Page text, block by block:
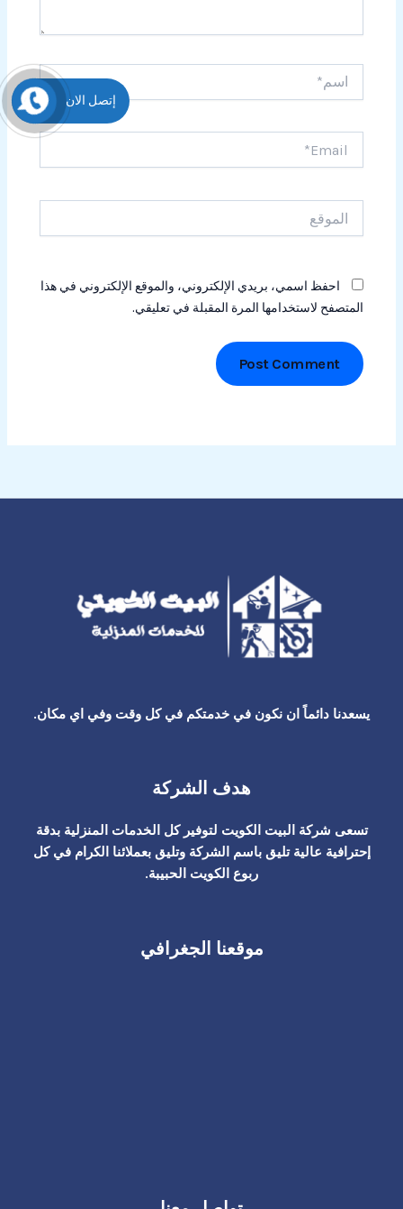
احفظ اسمي، بريدي الإلكتروني، والموقع الإلكتروني في هذا
المتصفح لاستخدامها المرة المقبلة في تعليقي.
يسعدنا دائماً ان نكون في خدمتكم في كل وقت وفي اي مكان.
هدف الشركة
تسعى شركة البيت الكويت لتوفير كل الخدمات المنزلية بدقة
إحترافية عالية تليق باسم الشركة وتليق بعملائنا الكرام في كل
ربوع الكويت الحبيبة.
موقعنا الجغرافي
إتصل الان